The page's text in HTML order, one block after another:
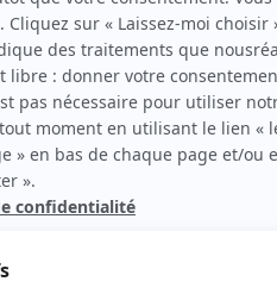
Bienvenue aux dames( Luc
Harmonium(Perron)